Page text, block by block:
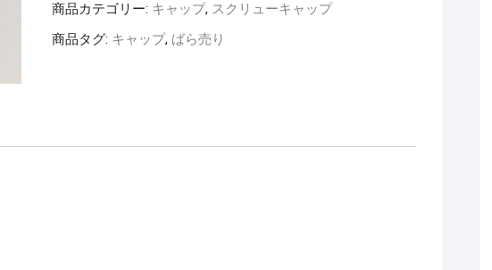
ッ
（メ
商品カテゴリー: キャップ, スクリューキャップ
商品タグ: キャップ, ばら売り